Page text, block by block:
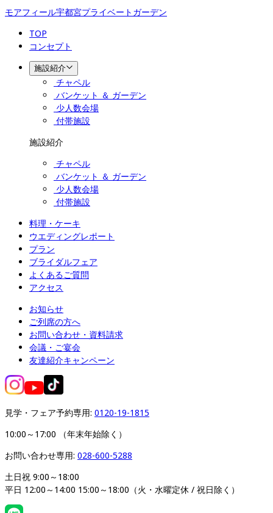
モアフィール宇都宮プライベートガーデン
TOP
コンセプト
施設紹介
チャペル
バンケット ＆ ガーデン
少人数会場
付帯施設
施設紹介
チャペル
バンケット ＆ ガーデン
少人数会場
付帯施設
料理・ケーキ
ウエディングレポート
プラン
ブライダルフェア
よくあるご質問
アクセス
お知らせ
ご列席の方へ
お問い合わせ・資料請求
会議・ご宴会
友達紹介キャンペーン
見学・フェア予約専用: 0120-19-1815
10:00～17:00 （年末年始除く）
お問い合わせ専用: 028-600-5288
土日祝 9:00～18:00
平日 12:00～14:00 15:00～18:00（火・水曜定休 / 祝日除く）